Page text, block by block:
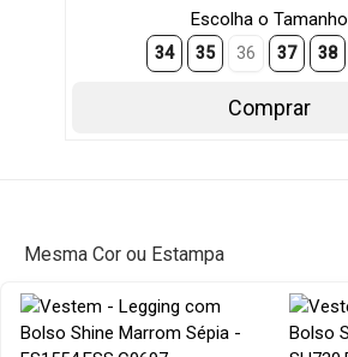
Escolha o Tamanho
34 35 36 37 38
Comprar
Mesma Cor ou Estampa